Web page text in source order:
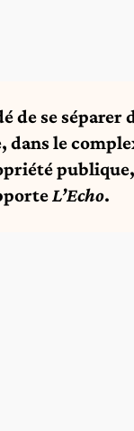
de se séparer
dans le
L’Echo.